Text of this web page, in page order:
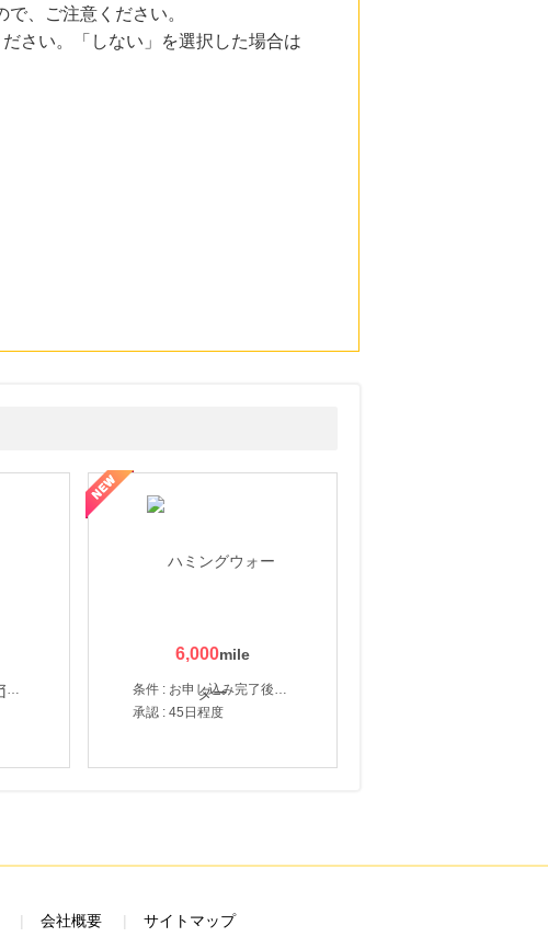
、ご注意ください。
さい。「しない」を選択した場合は
条件 : インタビューヒアリング完了
6,000
条件 : お申し込み完了後、決済登録完了と1ヶ月以内のサーバー初回設置。
承認 : 45日程度
会社概要 サイトマップ